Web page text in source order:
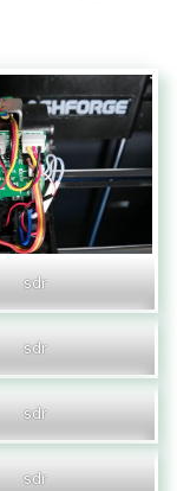
sdr
sdr
sdr
sdr